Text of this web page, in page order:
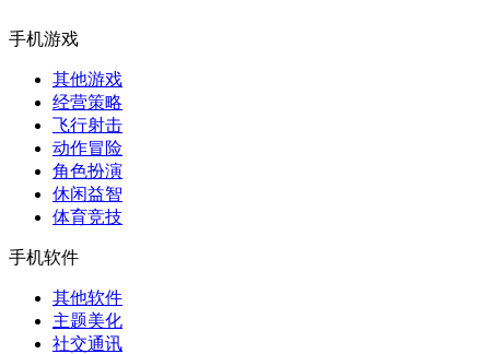
手机游戏
其他游戏
经营策略
飞行射击
动作冒险
角色扮演
休闲益智
体育竞技
手机软件
其他软件
主题美化
社交通讯